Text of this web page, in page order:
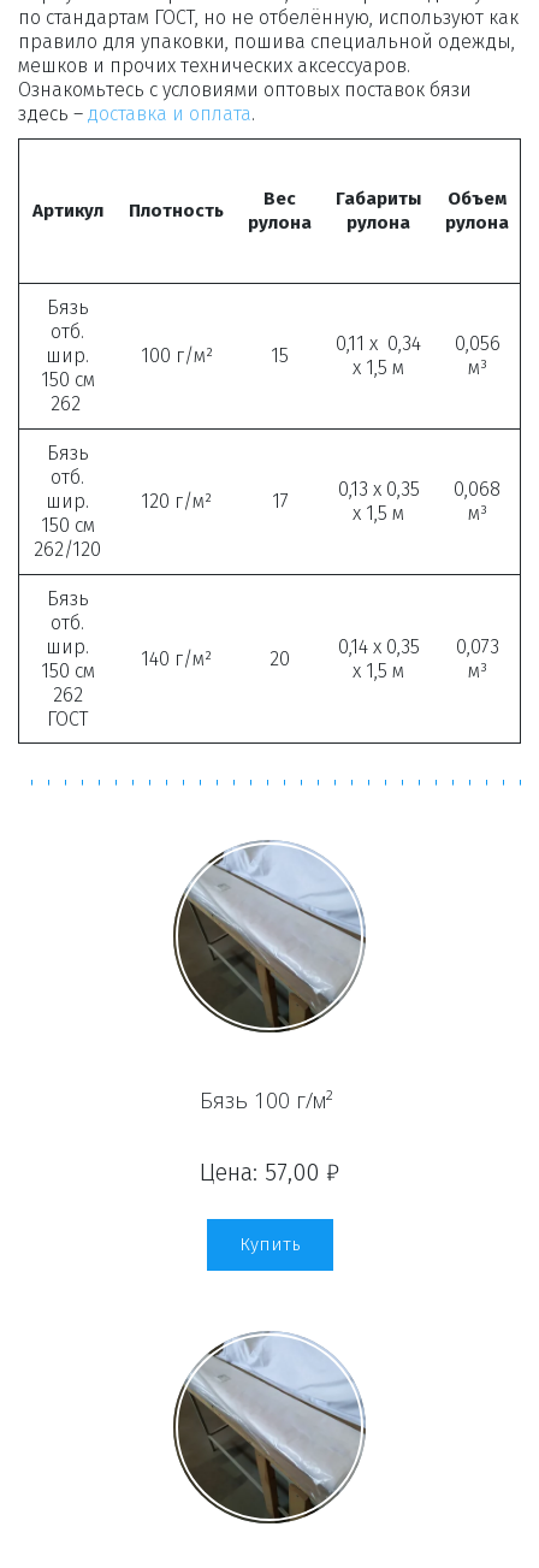
по стандартам ГОСТ, но не отбелённую, используют как
правило для упаковки, пошива специальной одежды,
мешков и прочих технических аксессуаров.
Ознакомьтесь с условиями оптовых поставок бязи
здесь – доставка и оплата.
Артикул Плотность
Вес
рулона
Габариты
рулона
Объем
рулона
Бязь
отб.
шир.
150 см
262
100 г/м² 15
0,11 х 0,34
х 1,5 м
0,056
м³
Бязь
отб.
шир.
150 см
262/120
120 г/м² 17
0,13 х 0,35
х 1,5 м
0,068
м³
Бязь
отб.
шир.
150 см
262
ГОСТ
140 г/м² 20
0,14 х 0,35
х 1,5 м
0,073
м³
Бязь 100 г/м²
Цена: 57,00 ₽
Купить